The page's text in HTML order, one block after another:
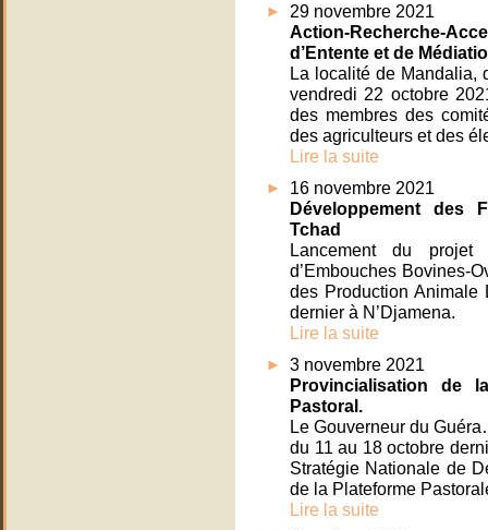
29 novembre 2021
Action-Recherche-
d’Entente et de
La localité de Mandalia,
vendredi 22 octobre
des membres des
des agriculteurs et des
Lire la suite
16 novembre 2021
Développement des
Tchad
Lancement du projet
d’Embouches Bovines-
des Production Animale
dernier à N’Djamena.
Lire la suite
3 novembre 2021
Provincialisation de
Pastoral.
Le Gouverneur du
du 11 au 18 octobre
Stratégie Nationale de
de la Plateforme
Lire la suite